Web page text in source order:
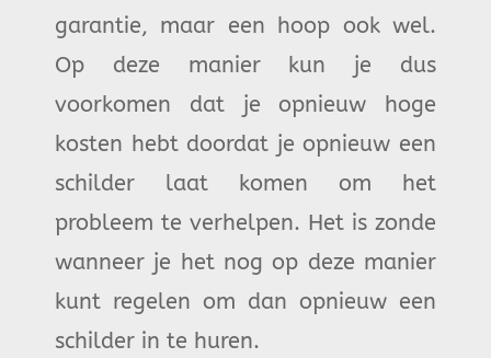
garantie, maar een hoop ook wel.
Op deze manier kun je dus
voorkomen dat je opnieuw hoge
kosten hebt doordat je opnieuw een
schilder laat komen om het
probleem te verhelpen. Het is zonde
wanneer je het nog op deze manier
kunt regelen om dan opnieuw een
schilder in te huren.